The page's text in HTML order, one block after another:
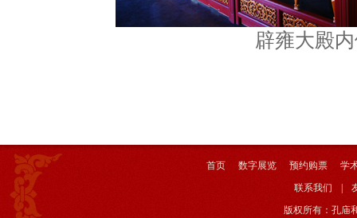
辟雍大殿
首页 数字展览 预约购票
学
联系我们
版权所有：孔庙